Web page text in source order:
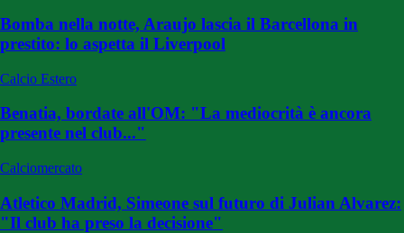
Bomba nella notte, Araujo lascia il Barcellona in
prestito: lo aspetta il Liverpool
Calcio Estero
Benatia, bordate all'OM: "La mediocrità è ancora
presente nel club..."
Calciomercato
Atletico Madrid, Simeone sul futuro di Julian Alvarez:
"Il club ha preso la decisione"